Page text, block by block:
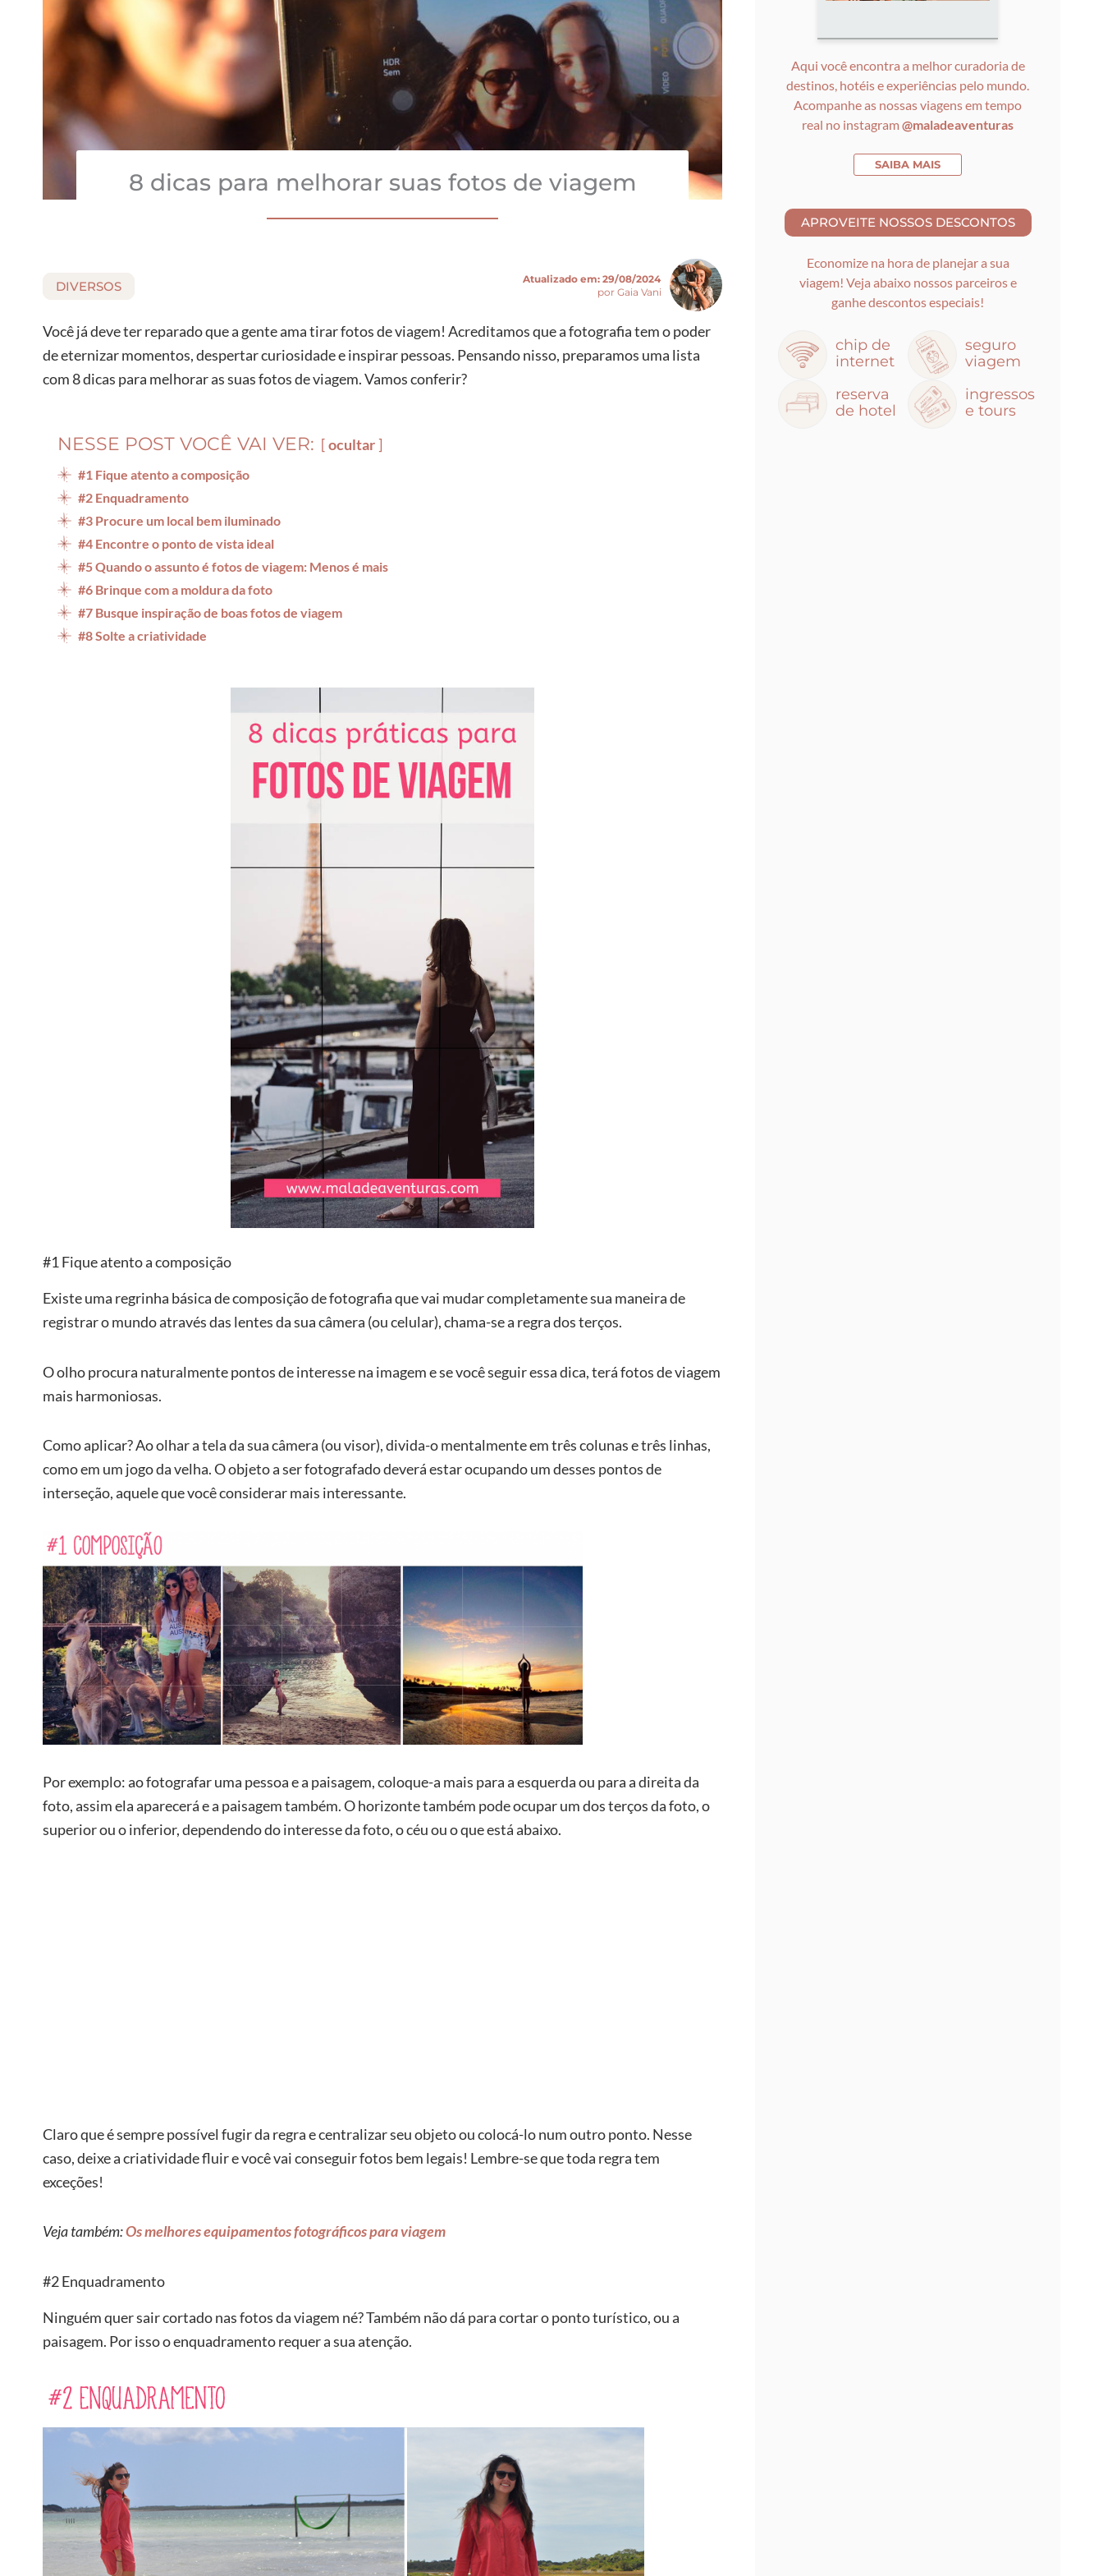
8 dicas para melhorar suas fotos de viagem
DIVERSOS Atualizado em: 29/08/2024
por Gaia Vani
Você já deve ter reparado que a gente ama tirar fotos de viagem! Acreditamos que a fotografia tem o poder
de eternizar momentos, despertar curiosidade e inspirar pessoas. Pensando nisso, preparamos uma lista
com 8 dicas para melhorar as suas fotos de viagem. Vamos conferir?
NESSE POST VOCÊ VAI VER: ocultar
#1 Fique atento a composição
#2 Enquadramento
#3 Procure um local bem iluminado
#4 Encontre o ponto de vista ideal
#5 Quando o assunto é fotos de viagem: Menos é mais
#6 Brinque com a moldura da foto
#7 Busque inspiração de boas fotos de viagem
#8 Solte a criatividade
#1 Fique atento a composição
Existe uma regrinha básica de composição de fotografia que vai mudar completamente sua maneira de
registrar o mundo através das lentes da sua câmera (ou celular), chama-se a regra dos terços.
O olho procura naturalmente pontos de interesse na imagem e se você seguir essa dica, terá fotos de viagem
mais harmoniosas.
Como aplicar? Ao olhar a tela da sua câmera (ou visor), divida-o mentalmente em três colunas e três linhas,
como em um jogo da velha. O objeto a ser fotografado deverá estar ocupando um desses pontos de
interseção, aquele que você considerar mais interessante.
Por exemplo: ao fotografar uma pessoa e a paisagem, coloque-a mais para a esquerda ou para a direita da
foto, assim ela aparecerá e a paisagem também. O horizonte também pode ocupar um dos terços da foto, o
superior ou o inferior, dependendo do interesse da foto, o céu ou o que está abaixo.
Claro que é sempre possível fugir da regra e centralizar seu objeto ou colocá-lo num outro ponto. Nesse
caso, deixe a criatividade fluir e você vai conseguir fotos bem legais! Lembre-se que toda regra tem
exceções!
Veja também:Os melhores equipamentos fotográficos para viagem
#2 Enquadramento
Ninguém quer sair cortado nas fotos da viagem né? Também não dá para cortar o ponto turístico, ou a
paisagem. Por isso o enquadramento requer a sua atenção.
Aqui você encontra a melhor curadoria de
destinos, hotéis e experiências pelo mundo.
Acompanhe as nossas viagens em tempo
real no instagram@maladeaventuras
SAIBA MAIS
Economize na hora de planejar a sua
viagem! Veja abaixo nossos parceiros e
ganhe descontos especiais!
chip de
internet
seguro
viagem
reserva
de hotel
ingressos
e tours